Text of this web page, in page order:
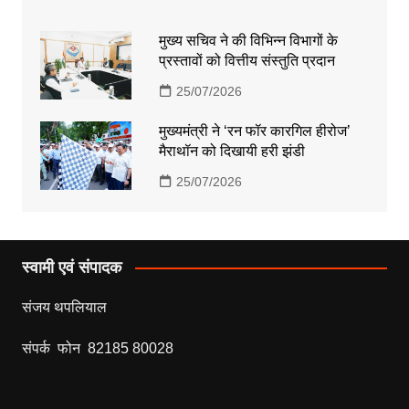
मुख्य सचिव ने की विभिन्न विभागों के
प्रस्तावों को वित्तीय संस्तुति प्रदान
25/07/2026
मुख्यमंत्री ने ‘रन फॉर कारगिल हीरोज’
मैराथॉन को दिखायी हरी झंडी
25/07/2026
स्वामी एवं संपादक
संजय थपलियाल
संपर्क फोन 82185 80028